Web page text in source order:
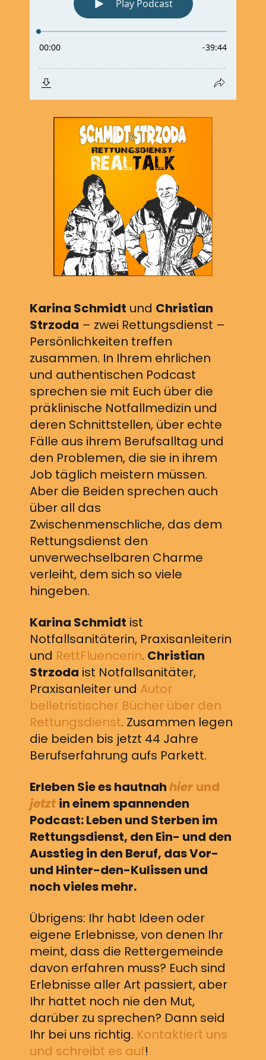
Karina Schmidt und Christian
Strzoda – zwei Rettungsdienst –
Persönlichkeiten treffen
zusammen. In Ihrem ehrlichen
und authentischen Podcast
sprechen sie mit Euch über die
präklinische Notfallmedizin und
deren Schnittstellen, über echte
Fälle aus ihrem Berufsalltag und
den Problemen, die sie in ihrem
Job täglich meistern müssen.
Aber die Beiden sprechen auch
über all das
Zwischenmenschliche, das dem
Rettungsdienst den
unverwechselbaren Charme
verleiht, dem sich so viele
hingeben.
Karina Schmidt ist
Notfallsanitäterin, Praxisanleiterin
und RettFluencerin. Christian
Strzoda ist Notfallsanitäter,
Praxisanleiter und Autor
belletristischer Bücher über den
Rettungsdienst. Zusammen legen
die beiden bis jetzt 44 Jahre
Berufserfahrung aufs Parkett.
Erleben Sie es hautnahhier und
jetzt in einem spannenden
Podcast: Leben und Sterben im
Rettungsdienst, den Ein- und den
Ausstieg in den Beruf, das Vor-
und Hinter-den-Kulissen und
noch vieles mehr.
Übrigens: Ihr habt Ideen oder
eigene Erlebnisse, von denen Ihr
meint, dass die Rettergemeinde
davon erfahren muss? Euch sind
Erlebnisse aller Art passiert, aber
Ihr hattet noch nie den Mut,
darüber zu sprechen? Dann seid
Ihr bei uns richtig. Kontaktiert uns
und schreibt es auf!